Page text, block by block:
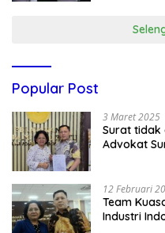
Popular Post
3 Maret 2025
Surat tidak
Advokat
12 Februari
Team
Industri